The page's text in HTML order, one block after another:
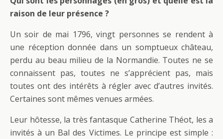
raison de leur présence ?
Un soir de mai 1796, vingt personnes se rendent à
une réception donnée dans un somptueux château,
perdu au beau milieu de la Normandie. Toutes ne se
connaissent pas, toutes ne s’apprécient pas, mais
toutes ont des intérêts à régler avec d’autres invités.
Certaines sont mêmes venues armées.
Leur hôtesse, la très fantasque Catherine Théot, les a
invités à un Bal des Victimes. Le principe est simple :